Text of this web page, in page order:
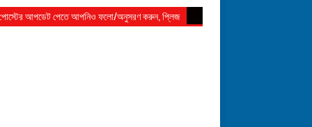
আপডেট পেতে আপনিও ফলো/অনুসরণ করুন, প্লিজ